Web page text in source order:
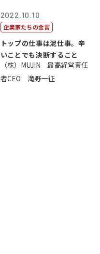
2022.10.10
企業家たちの金言
トップの仕事は泥仕事。辛
いことでも決断すること
（株）MUJIN 最高経営責任
者CEO 滝野一征